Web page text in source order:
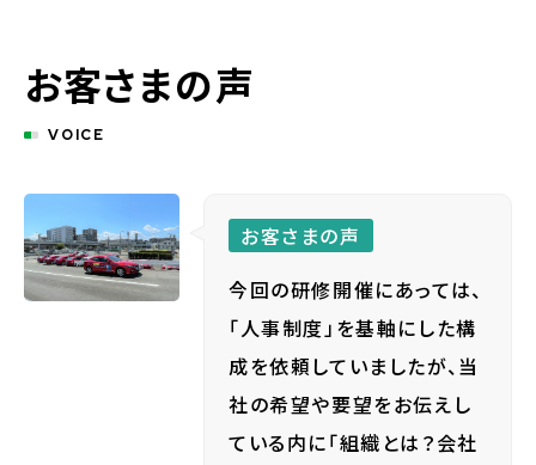
お客さまの声
VOICE
お客さまの声
今回の研修開催にあっては、
「人事制度」を基軸にした構
成を依頼していましたが、当
社の希望や要望をお伝えし
ている内に「組織とは？会社